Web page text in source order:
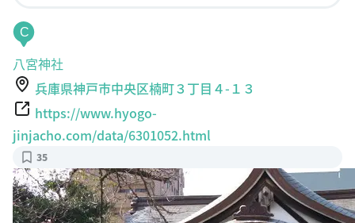
C
八宮神社
兵庫県神戸市中央区楠町３丁目４-１３
https://www.hyogo-
jinjacho.com/data/6301052.html
35